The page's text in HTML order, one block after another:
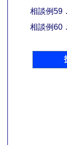
相談例59
相談例60．